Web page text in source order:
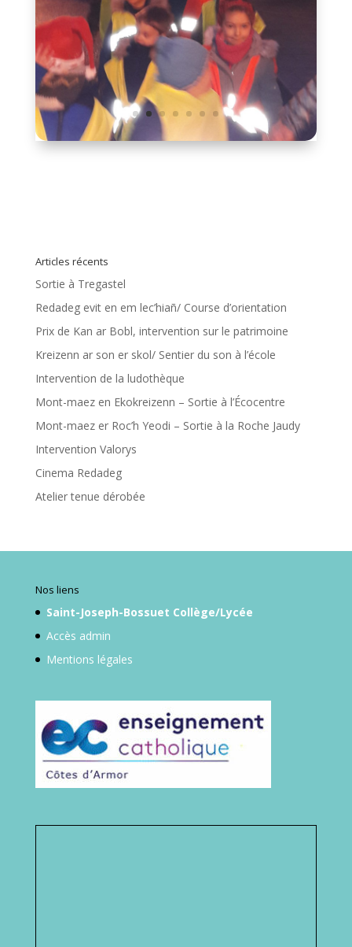
Articles récents
Sortie à Tregastel
Redadeg evit en em lec’hiañ/ Course d’orientation
Prix de Kan ar Bobl, intervention sur le patrimoine
Kreizenn ar son er skol/ Sentier du son à l’école
Intervention de la ludothèque
Mont-maez en Ekokreizenn – Sortie à l’Écocentre
Mont-maez er Roc’h Yeodi – Sortie à la Roche Jaudy
Intervention Valorys
Cinema Redadeg
Atelier tenue dérobée
Nos liens
Saint-Joseph-Bossuet Collège/Lycée
Accès admin
Mentions légales